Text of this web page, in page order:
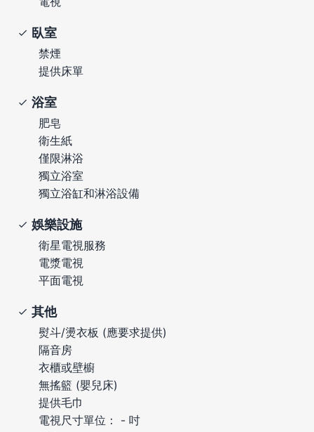
臥室
禁煙
提供床單
浴室
肥皂
衛生紙
僅限淋浴
獨立浴室
獨立浴缸和淋浴設備
娛樂設施
衛星電視服務
電漿電視
平面電視
其他
熨斗/燙衣板 (應要求提供)
隔音房
衣櫃或壁櫥
無搖籃 (嬰兒床)
提供毛巾
電視尺寸單位： - 吋